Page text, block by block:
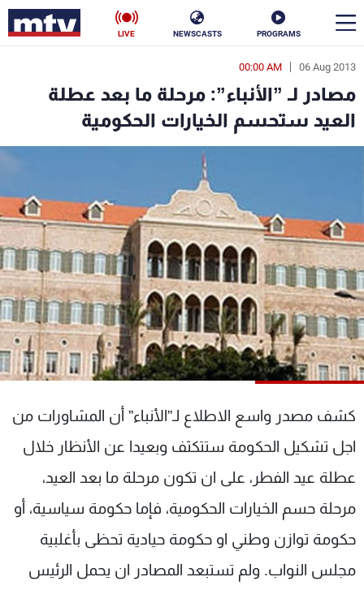
PROGRAMS
NEWSCASTS
LIVE
06 Aug 2013
00:00 AM
مصادر لـ ”الأنباء”: مرحلة ما بعد عطلة
العيد ستحسم الخيارات الحكومية
كشف مصدر واسع الاطلاع لـ”الأنباء” أن المشاورات من
اجل تشكيل الحكومة ستتكثف وبعيدا عن الأنظار خلال
عطلة عيد الفطر، على ان تكون مرحلة ما بعد العيد،
مرحلة حسم الخيارات الحكومية، فإما حكومة سياسية، أو
حكومة توازن وطني او حكومة حيادية تحظى بأغلبية
مجلس النواب. ولم تستبعد المصادر ان يحمل الرئيس
en
الأخبار
سياسة ناس
منوعات رياضة
كأس العالم
البرامج
جدول البرامج
شاهد البرامج
عن MTV
الإنـتـاج
وظائف
تواصل معنا
شروط الإسـتخدام
سياسة الخصوصية